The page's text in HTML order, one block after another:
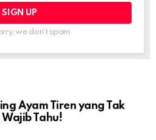
we don't spam
Ayam Tiren yang Tak
Wajib Tahu!